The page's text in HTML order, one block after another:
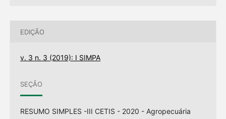
EDIÇÃO
v. 3 n. 3 (2019): I SIMPA
SEÇÃO
RESUMO SIMPLES -III CETIS - 2020 - Agropecuária